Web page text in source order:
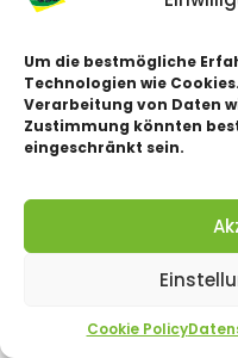
Um die bestmögliche
Technologien wie
Verarbeitung von Daten
Zustimmung könnten
eingeschränkt sein.
Cookie Policy